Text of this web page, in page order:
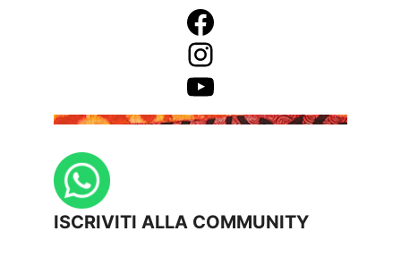
Facebook
Instagram
YouTube
ISCRIVITI ALLA COMMUNITY